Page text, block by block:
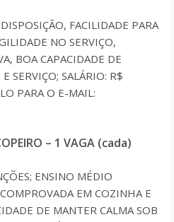
FACILIDADE PARA
NO SERVIÇO,
BOA CAPACIDADE DE
SERVIÇO; SALÁRIO: R$
PARA O E-MAIL:
– 1 VAGA (cada)
ENSINO MÉDIO
EM COZINHA E
DE MANTER CALMA SOB